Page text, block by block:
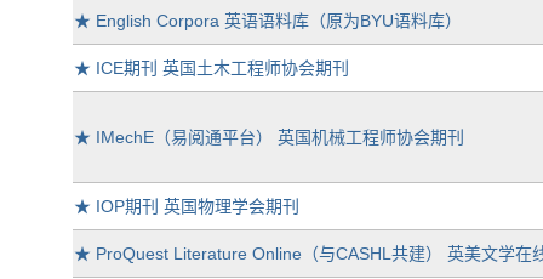
★ English Corpora 英语语料库（原为BYU语料库）
★ ICE期刊 英国土木工程师协会期刊
★ IMechE（易阅通平台） 英国机械工程师协会期刊
★ IOP期刊 英国物理学会期刊
★ ProQuest Literature Online（与CASHL共建） 英美文学在